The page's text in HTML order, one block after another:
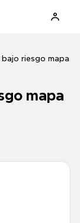
riesgo mapa
mapa